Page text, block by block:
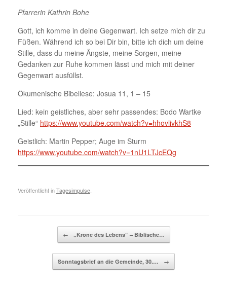
Pfarrerin Kathrin Bohe
Gott, ich komme in deine Gegenwart. Ich setze mich dir zu
Füßen. Während ich so bei Dir bin, bitte ich dich um deine
Stille, dass du meine Ängste, meine Sorgen, meine
Gedanken zur Ruhe kommen lässt und mich mit deiner
Gegenwart ausfüllst.
Ökumenische Bibellese: Josua 11, 1 – 15
Lied: kein geistliches, aber sehr passendes: Bodo Wartke
„Stille“ https://www.youtube.com/watch?v=hhovlivkhS8
Geistlich: Martin Pepper; Auge im Sturm
https://www.youtube.com/watch?v=1nU1LTJcEQg
Veröffentlicht inTagesimpulse
← „Krone des Lebens“ – Biblische…
Sonntagsbrief an die Gemeinde, 30.… →